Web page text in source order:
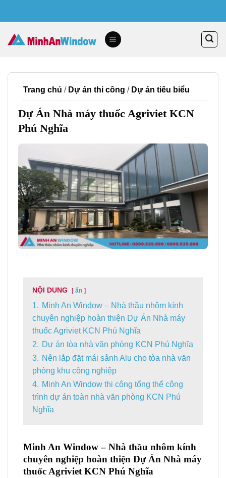
content
Trang chủ / Dự án thi công / Dự án tiêu biểu
Dự Án Nhà máy thuốc Agriviet KCN
Phú Nghĩa
NỘI DUNG ẩn
1. Minh An Window – Nhà thầu nhôm kính
chuyên nghiệp hoàn thiện Dự Án Nhà máy
thuốc Agriviet KCN Phú Nghĩa
2. Dự án tòa nhà văn phòng KCN Phú Nghĩa
3. Nên lắp đặt mái sảnh Alu cho tòa nhà văn
phòng khu công nghiệp
4. Minh An Window thi công tổng thể công
trình dự án toàn nhà văn phòng KCN Phú
Nghĩa
Minh An Window– Nhà thầu nhôm kính
chuyên nghiệp hoàn thiện Dự Án Nhà máy
thuốc Agriviet KCN Phú Nghĩa